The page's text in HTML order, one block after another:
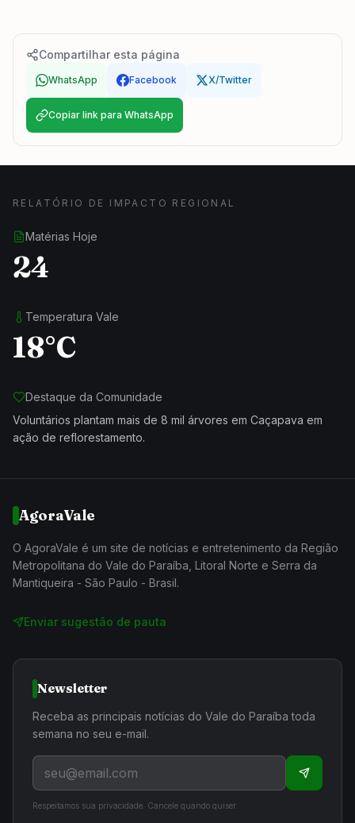
Compartilhar esta página
WhatsApp Facebook X/Twitter
Copiar link para WhatsApp
RELATÓRIO DE IMPACTO REGIONAL
Matérias Hoje
24
Temperatura Vale
18°C
Destaque da Comunidade
Voluntários plantam mais de 8 mil árvores em Caçapava em
ação de reflorestamento.
AgoraVale
O AgoraVale é um site de notícias e entretenimento da Região
Metropolitana do Vale do Paraíba, Litoral Norte e Serra da
Mantiqueira - São Paulo - Brasil.
Enviar sugestão de pauta
Newsletter
Receba as principais notícias do Vale do Paraíba toda
semana no seu e-mail.
Respeitamos sua privacidade. Cancele quando quiser.